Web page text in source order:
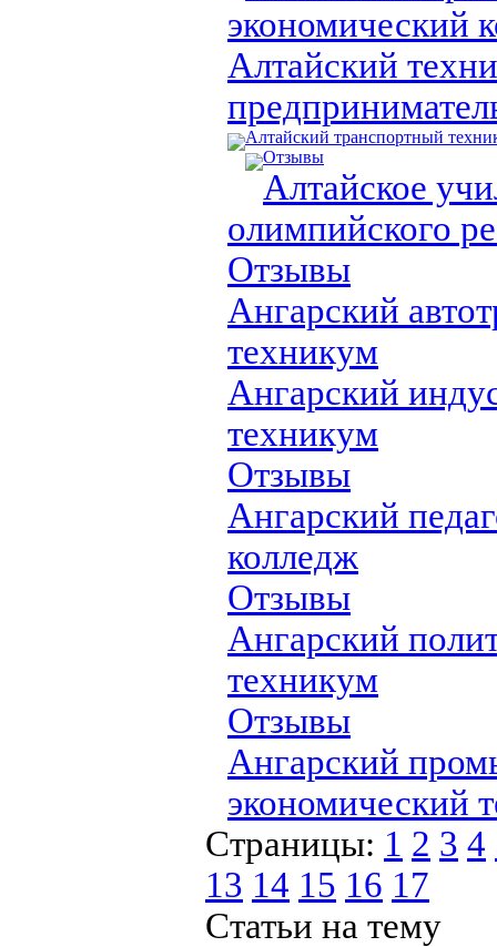
Алтайский
Алтайский транспортный
Отзывы
Алтайское
олимпийского
Отзывы
Ангарский
техникум
Ангарский
техникум
Отзывы
Ангарский
колледж
Отзывы
Ангарский
техникум
Отзывы
Ангарский
экономический
Страницы: 1 2 3 4
13 14 15 16 17
Статьи на тему